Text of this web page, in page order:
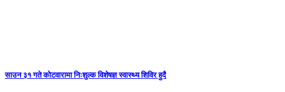
साउन ३१ गते कोटवारामा निःशुल्क विशेषज्ञ स्वास्थ्य शिविर हुदै